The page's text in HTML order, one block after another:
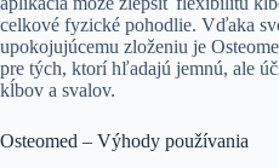
celkové fyzické pohodlie. Vďaka
upokojujúcemu zloženiu je
pre tých, ktorí hľadajú jemnú, ale
kĺbov a svalov.
Osteomed – Výhody používania